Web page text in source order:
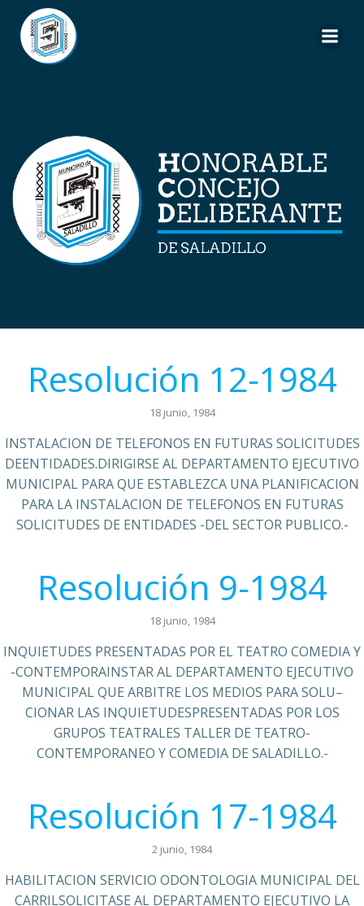
Resolución 12-1984
18 junio, 1984
INSTALACION DE TELEFONOS EN FUTURAS SOLICITUDES
DEENTIDADES.DIRIGIRSE AL DEPARTAMENTO EJECUTIVO
MUNICIPAL PARA QUE ESTABLEZCA UNA PLANIFICACION
PARA LA INSTALACION DE TELEFONOS EN FUTURAS
SOLICITUDES DE ENTIDADES -DEL SECTOR PUBLICO.-
Resolución 9-1984
18 junio, 1984
INQUIETUDES PRESENTADAS POR EL TEATRO COMEDIA Y
-CONTEMPORAINSTAR AL DEPARTAMENTO EJECUTIVO
MUNICIPAL QUE ARBITRE LOS MEDIOS PARA SOLU–
CIONAR LAS INQUIETUDESPRESENTADAS POR LOS
GRUPOS TEATRALES TALLER DE TEATRO-
CONTEMPORANEO Y COMEDIA DE SALADILLO.-
Resolución 17-1984
2 junio, 1984
HABILITACION SERVICIO ODONTOLOGIA MUNICIPAL DEL
CARRILSOLICITASE AL DEPARTAMENTO EJECUTIVO LA